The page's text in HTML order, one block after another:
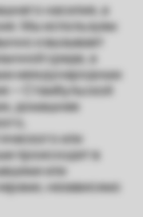
насилия, а
Мы используем
и вызывает
среде, а
международным
—
Стамбульской
домашнее
или
происходят в
или
независимо